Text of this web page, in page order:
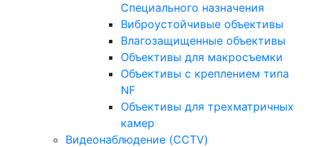
Специального назначения
Виброустойчивые объективы
Влагозащищенные объективы
Объективы для макросъемки
Объективы с креплением типа
NF
Объективы для трехматричных
камер
Видеонаблюдение (CCTV)